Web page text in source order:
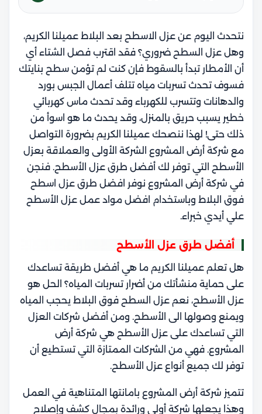
نتحدث اليوم عن عزل الاسطح بعد البلاط عميلنا الكريم،
وهل عزل السطح ضروري؟ فقد اقترب فصل الشتاء أي
أن الأمطار تبدأ بالسقوط فإن كنت لم تؤمن سطح بنايتك
فسوف تحدث تسربات مياه تتلف أعمال الجبس بورد
والدهانات وتتسرب للكهرباء وقد تحدث ماس كهربائي
خطير يسبب حريق بالمنزل، وقد يحدث ما هو اسوأ من
ذلك حتى! لهذا ننصحك عميلنا الكريم بضرورة التواصل
مع شركة أرض المشروع الشركة الأولى والعملاقة بعزل
الأسطح التي توفر لك أفضل طرق عزل الأسطح. فنجن
في شركة أرض المشروع نوفر افضل طرق عزل اسطح
فوق البلاط وباستخدام افضل مواد عمل عزل الأسطح
علي أيدي خبراء.
أفضل طرق عزل الأسطح
هل تعلم عميلنا الكريم ما هي أفضل طريقة تساعدك
على حماية منشأتك من أضرار تسربات المياه؟ الحل هو
عزل الأسطح، نعم عزل السطح فوق البلاط يحجب المياه
ويمنع وصولها الى الأسطح. ومن أفضل شركات العزل
التي تساعدك على عزل الأسطح هي شركة أرض
المشروع. فهي من الشركات الممتازة التي تستطيع أن
توفر لك جميع أنواع عزل الأسطح.
تتميز شركة أرض المشروع بامانتها المتناهية في العمل
وهذا يجعلها شركة أولى ورائدة بمجال كشف وإصلاح